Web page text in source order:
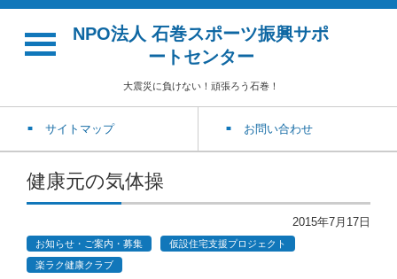
NPO法人 石巻スポーツ振興サポ
ートセンター
大震災に負けない！頑張ろう石巻！
サイトマップ お問い合わせ
健康元の気体操
2015年7月17日
お知らせ・ご案内・募集
仮設住宅支援プロジェクト
楽ラク健康クラブ